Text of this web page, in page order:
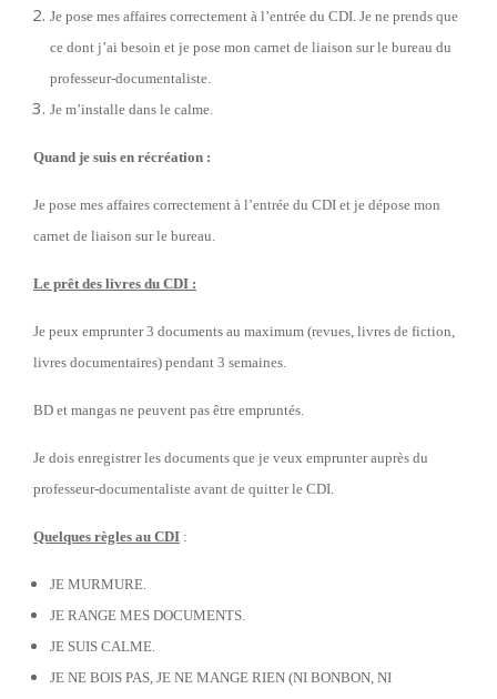
Je pose mes affaires correctement à l’entrée du CDI. Je ne prends que
ce dont j’ai besoin et je pose mon carnet de liaison sur le bureau du
professeur-documentaliste.
Je m’installe dans le calme.
Quand je suis en récréation :
Je pose mes affaires correctement à l’entrée du CDI et je dépose mon
carnet de liaison sur le bureau.
Le prêt des livres du CDI :
Je peux emprunter3 documents au maximum (revues, livres de fiction,
livres documentaires) pendant 3 semaines.
BD et mangas ne peuvent pas être empruntés.
Je dois enregistrer les documents que je veux emprunter auprès du
professeur-documentaliste avant de quitter le CDI.
Quelques règles au CDI :
JE MURMURE.
JE RANGE MES DOCUMENTS.
JE SUIS CALME.
JE NE BOIS PAS, JE NE MANGE RIEN (NI BONBON, NI